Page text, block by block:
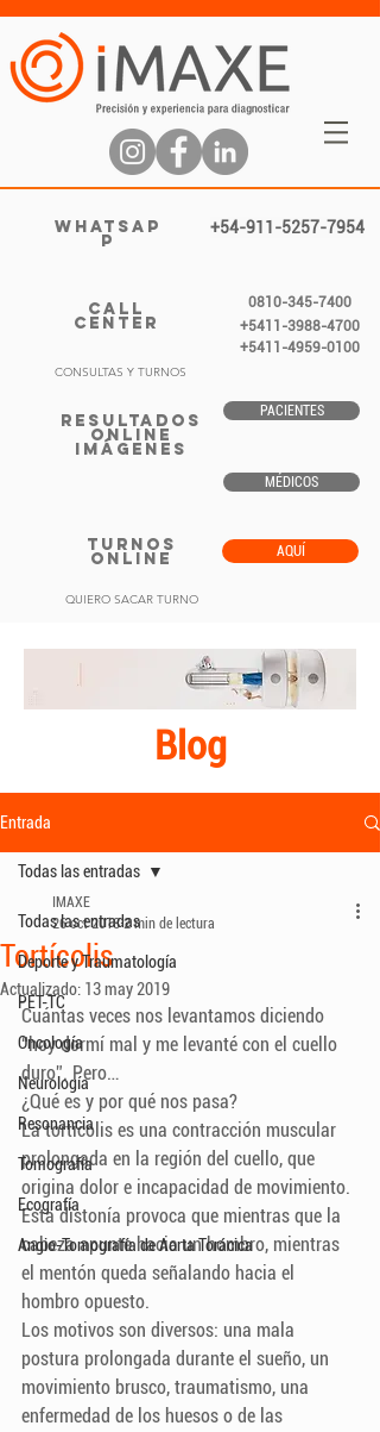
WHATSAP
P
+54-911-5257-7954
CALL
CENTER
0810-345-7400
+5411-3988-4700
+5411-4959-0100
CONSULTAS Y TURNOS
RESULTADOS
ONLINE
IMÁGENES
PACIENTES
MÉDICOS
TURNOS
ONLINE AQUÍ
QUIERO SACAR TURNO
Blog
Entrada
Todas las entradas
Deporte y Traumatología
PET-TC
Oncología
Neurología
Resonancia
Tomografía
Ecografía
Angio-Tomografía de Aorta Torácica
Todas las entradas
Tortícolis
IMAXE
26 oct 2018 2 min de lectura
Actualizado: 13 may 2019
Cuántas veces nos levantamos diciendo
“hoy dormí mal y me levanté con el cuello
duro”. Pero…
¿Qué es y por qué nos pasa?
La tortícolis es una contracción muscular
prolongada en la región del cuello, que
origina dolor e incapacidad de movimiento.
Esta distonía provoca que mientras que la
cabeza apunte hacia un hombro, mientras
el mentón queda señalando hacia el
hombro opuesto.
Los motivos son diversos: una mala
postura prolongada durante el sueño, un
movimiento brusco, traumatismo, una
enfermedad de los huesos o de las